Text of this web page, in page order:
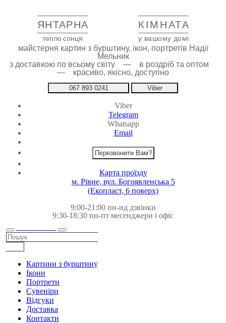
ЯНТАРНА КІМНАТА
тепло сонця у вашому домі
майстерня картин з бурштину, ікон, портретів Надії
Мельник
з доставкою по всьому світу — в роздріб та оптом
— красиво, якісно, доступно
067 893 0241 Viber
Viber
Telegram
Whatsapp
Email
Перезвонити Вам?
Карта проїзду
м. Рівне, вул. Богоявленська 5
(Екопласт, 6 поверх)
9:00-21:00 пн-нд дзвінки
9:30-18:30 пн-пт месенджери і офіс
Картини з бурштину
Ікони
Портрети
Сувеніри
Відгуки
Доставка
Контакти